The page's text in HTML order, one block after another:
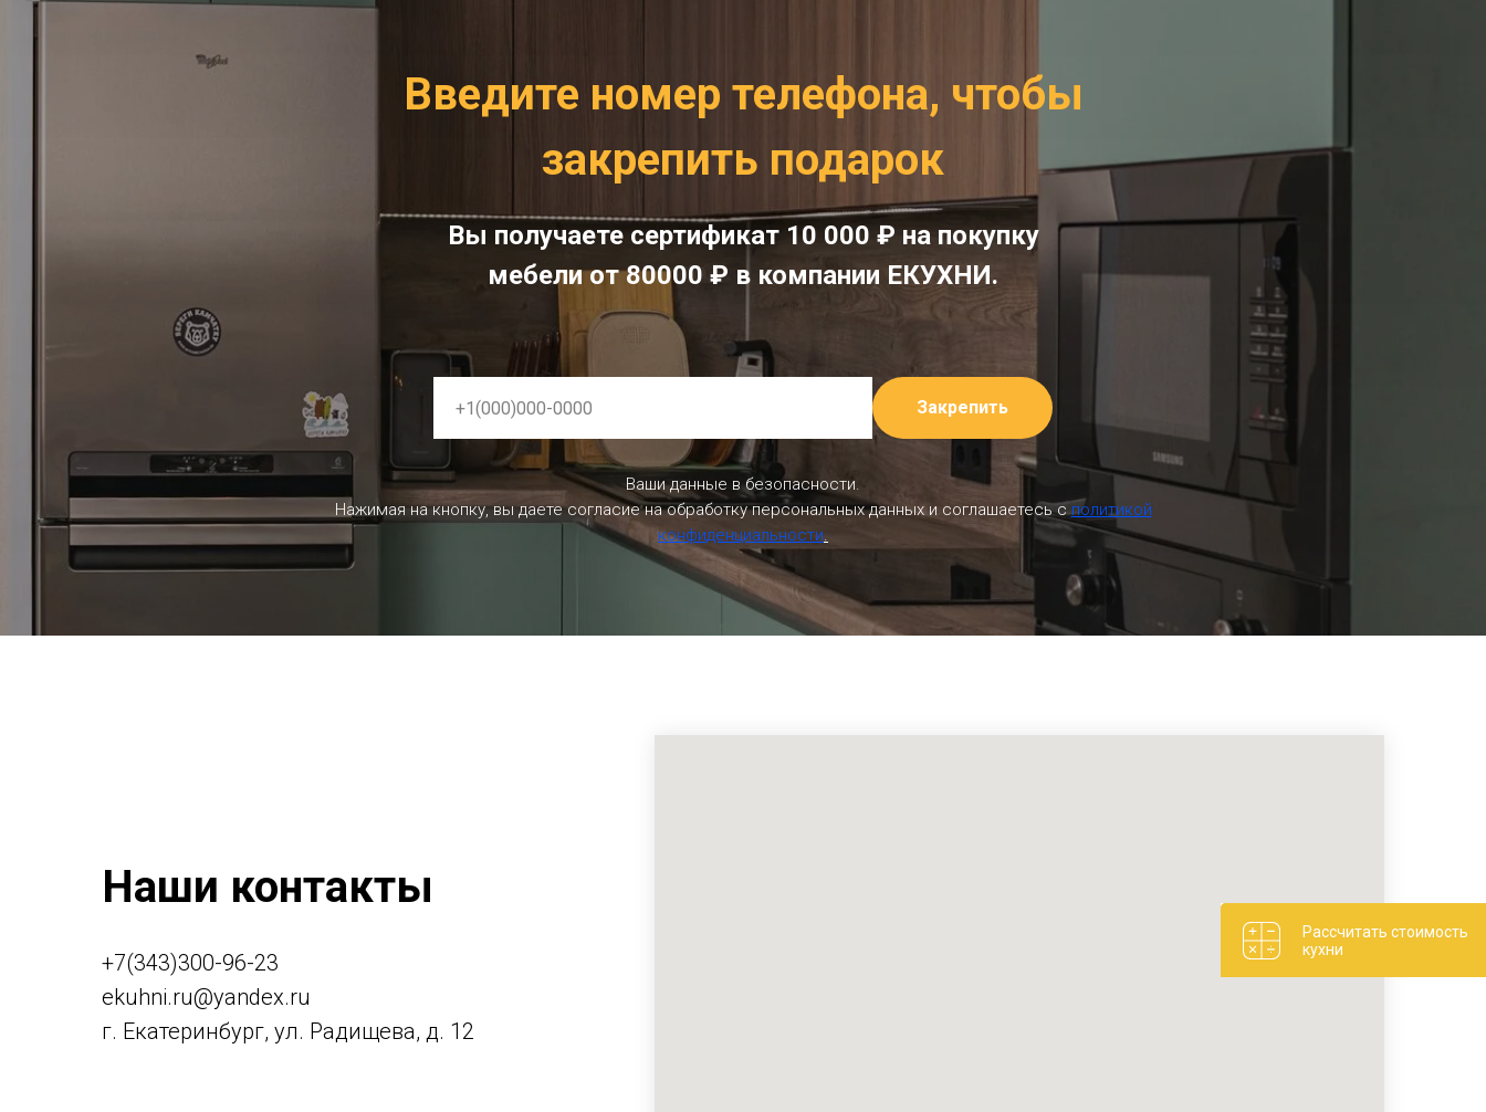
Введите номер телефона, чтобы
закрепить подарок
Вы получаете сертификат 10 000 ₽ на покупку
мебели от 80000 ₽ в компании ЕКУХНИ.
Закрепить
Ваши данные в безопасности.
Нажимая на кнопку, вы даете согласие на обработку персональных данных и соглашаетесь c политикой
конфиденциальности.
Наши контакты
+7(343)300-96-23
ekuhni.ru@yandex.ru
г. Екатеринбург, ул. Радищева, д. 12
Рассчитать стоимость
кухни